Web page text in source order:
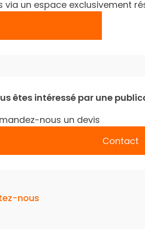
un espace exclusivement
êtes intéressé par une
nous un devis
Contact
nous